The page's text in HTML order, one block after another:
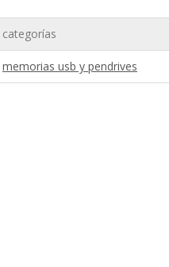
categorías
memorias usb y pendrives